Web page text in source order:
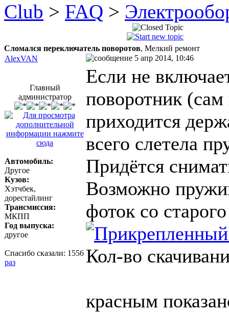
Club > FAQ >
Сломался переключатель поворотов, Мелкий ремонт
AlexVAN
5 апр 2014, 10:46
Главный
администратор
Автомобиль:
Другое
Кузов:
Хэтчбек,
дорестайлинг
Трансмиссия:
МКПП
Год выпуска:
другое
Спасибо сказали: 1556
раз
Если не
поворотник (сам
приходится
всего слетела
Придётся
Возможно
фоток со
Кол-во
красным